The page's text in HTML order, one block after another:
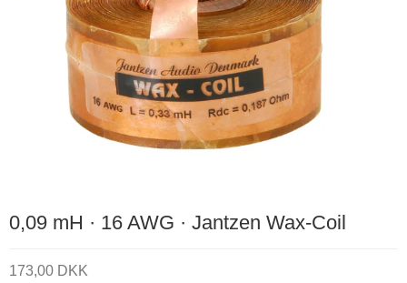
0,09 mH · 16 AWG · Jantzen Wax-Coil
173,00 DKK